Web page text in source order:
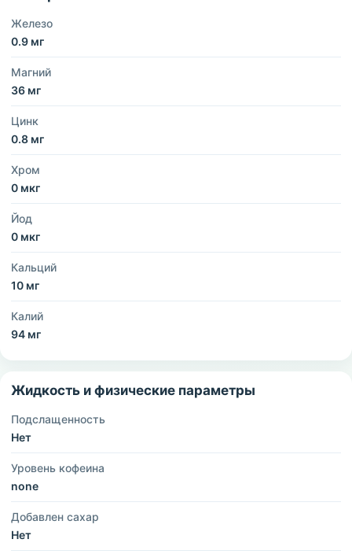
Железо
0.9 мг
Магний
36 мг
Цинк
0.8 мг
Хром
0 мкг
Йод
0 мкг
Кальций
10 мг
Калий
94 мг
Жидкость и физические параметры
Подслащенность
Нет
Уровень кофеина
none
Добавлен сахар
Нет